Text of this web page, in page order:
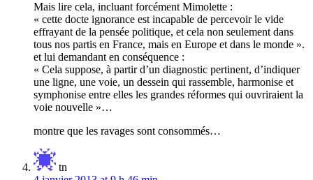
Mais lire cela, incluant forcément Mimolette :
« cette docte ignorance est incapable de percevoir le vide
effrayant de la pensée politique, et cela non seulement dans
tous nos partis en France, mais en Europe et dans le monde ».
et lui demandant en conséquence :
« Cela suppose, à partir d’un diagnostic pertinent, d’indiquer
une ligne, une voie, un dessein qui rassemble, harmonise et
symphonise entre elles les grandes réformes qui ouvriraient la
voie nouvelle »…
montre que les ravages sont consommés…
tn